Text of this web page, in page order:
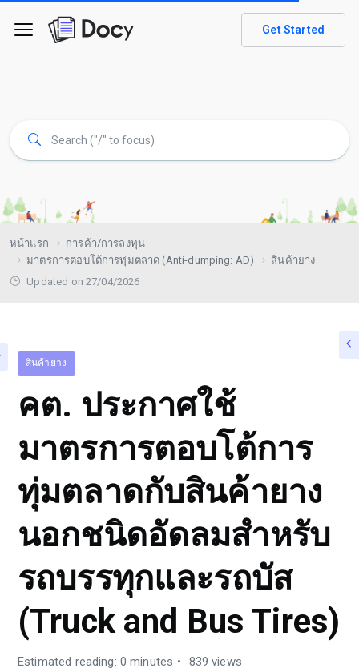
Get Started
หน้าแรก
การค้า/การลงทุน
มาตรการตอบโต้การทุ่มตลาด (Anti-dumping: AD)
สินค้ายาง
Updated on 27/04/2026
สินค้ายาง
คต. ประกาศใช้
มาตรการตอบโต้การ
ทุ่มตลาดกับสินค้ายาง
นอกชนิดอัดลมสำหรับ
รถบรรทุกและรถบัส
(Truck and Bus Tires)
Estimated reading: 0 minutes 839 views